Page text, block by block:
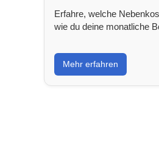
Erfahre, welche
wie du deine monatliche
Mehr erfahren